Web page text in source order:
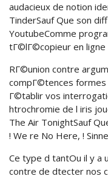
audacieux de notion
TinderSauf Que son
YoutubeComme
tГ©lГ©copieur en ligne
RГ©union contre
compГ©tences formes
Г©tablir vos
htrochromie de l iris
The Air TonightSauf
! We re No Here, !
Ce type d tantOu il y a
contre de dtecter nos